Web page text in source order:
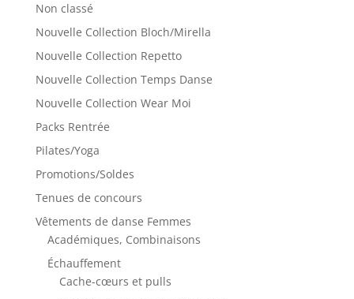
Non classé
Nouvelle Collection Bloch/Mirella
Nouvelle Collection Repetto
Nouvelle Collection Temps Danse
Nouvelle Collection Wear Moi
Packs Rentrée
Pilates/Yoga
Promotions/Soldes
Tenues de concours
Vêtements de danse Femmes
Académiques, Combinaisons
Échauffement
Cache-cœurs et pulls